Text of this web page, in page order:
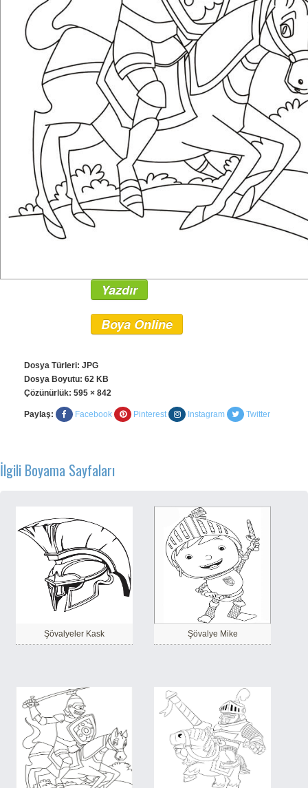
Yazdır
Boya Online
Dosya Türleri: JPG
Dosya Boyutu: 62 KB
Çözünürlük: 595 × 842
Paylaş: Facebook Pinterest Instagram Twitter
İlgili Boyama Sayfaları
Şövalyeler Kask Şövalye Mike